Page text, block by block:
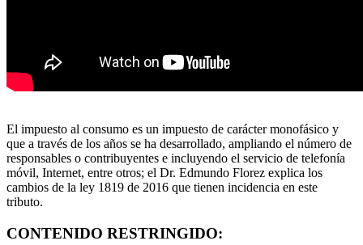
El impuesto al consumo es un impuesto de carácter monofásico y
que a través de los años se ha desarrollado, ampliando el número de
responsables o contribuyentes e incluyendo el servicio de telefonía
móvil, Internet, entre otros; el Dr. Edmundo Florez explica los
cambios de la ley 1819 de 2016 que tienen incidencia en este
tributo.
CONTENIDO RESTRINGIDO: